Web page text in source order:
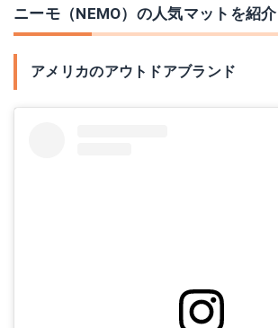
ニーモ（NEMO）の人気マットを紹介
アメリカのアウトドアブランド